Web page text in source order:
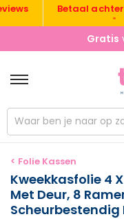
Betaal achteraf of
Gratis
< Folie Kassen
Kweekkasfolie 4
Met Deur, 8
Scheurbestendig